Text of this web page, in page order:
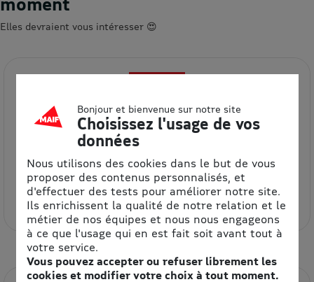
Elles devraient vous intéresser 😍
BUT
5% de remise
Bonjour et bienvenue sur notre site
Choisissez l'usage de vos
données
Nous utilisons des cookies dans le but de vous
proposer des contenus personnalisés, et
d'effectuer des tests pour améliorer notre site.
Ils enrichissent la qualité de notre relation et le
métier de nos équipes et nous nous engageons
à ce que l'usage qui en est fait soit avant tout à
votre service.
Vous pouvez accepter ou refuser librement les
cookies et modifier votre choix à tout moment.